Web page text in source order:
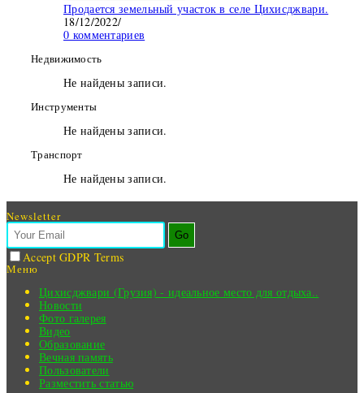
Продается земельный участок в селе Цихисджвари.
18/12/2022/
0 комментариев
Недвижимость
Не найдены записи.
Инструменты
Не найдены записи.
Транспорт
Не найдены записи.
Newsletter
Go
Accept GDPR Terms
Меню
Цихисджвари (Грузия) - идеальное место для отдыха..
Новости
Фото галерея
Видео
Образование
Вечная память
Пользователи
Разместить статью